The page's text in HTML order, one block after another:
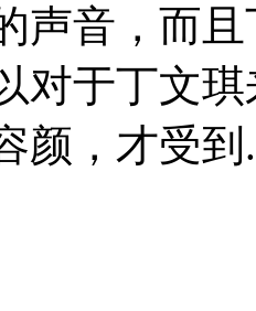
声音，而
对于丁文
颜，才受到